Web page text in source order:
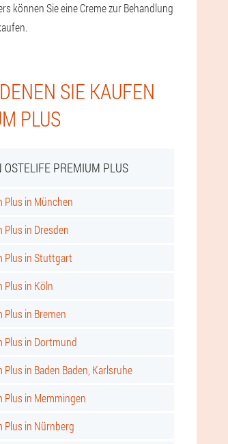
können Sie eine Creme zur Behandlung
SIE KAUFEN
PLUS
PREMIUM PLUS
Plus in München
Plus in Dresden
Plus in Stuttgart
Plus in Köln
Plus in Bremen
Plus in Dortmund
in Baden Baden, Karlsruhe
Plus in Memmingen
Plus in Nürnberg